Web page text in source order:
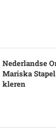
Nederlandse
Mariska
kleren